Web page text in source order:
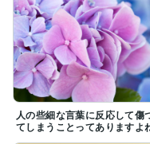
人の些細な言葉に反応して傷
てしまうことってあります